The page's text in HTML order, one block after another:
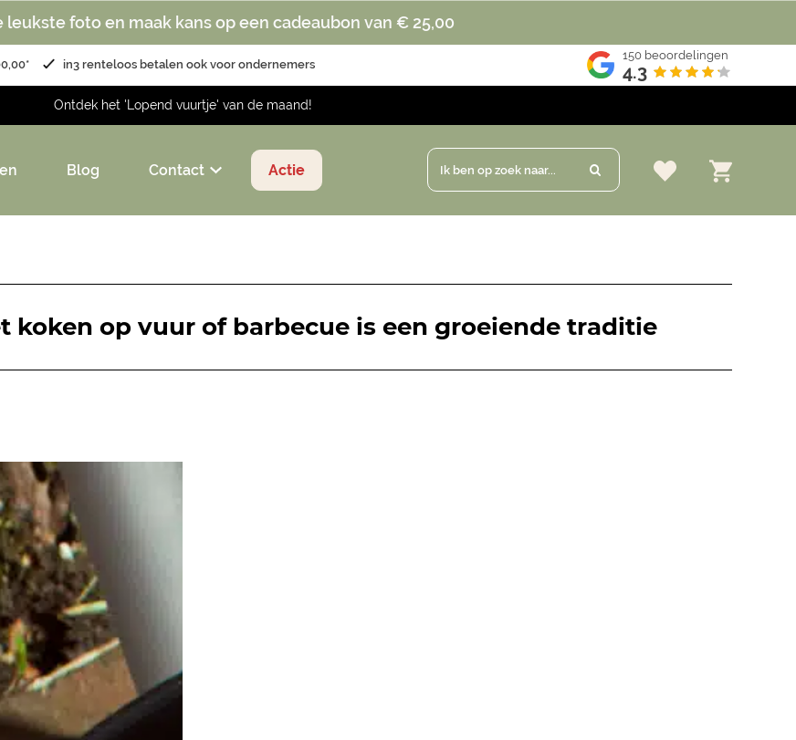
leukste foto en maak kans op een cadeaubon van € 25,00
in3 renteloos betalen ook voor ondernemers
150beoordelingen
4.3
Ontdek het 'Lopend vuurtje' van de maand!
Blog Contact Actie Ik ben op zoek naar...
koken op vuur of barbecue is een groeiende traditie